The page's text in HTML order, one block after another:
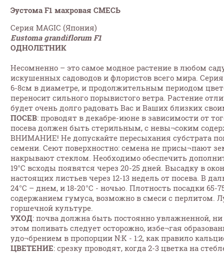
Эустома F1 махровая СМЕСЬ
Серия MAGIC (Япония)
Eustoma grandiflorum F1
ОДНОЛЕТНИК
Несомненно – это самое модное растение в любом
искушенных садоводов и флористов всего мира.
6-8см в диаметре, и продолжительным периодом
переносит сильного порывистого ветра. Растение
будет очень долго радовать Вас и Ваших близких
ПОСЕВ: проводят в декабре-июне в зависимости от
посева должен быть стерильным, с невы¬соким
ВНИМАНИЕ! Не допускайте пересыхания субстрата
семени. Сеют поверхностно: семена не присы¬пают
накрывают стеклом. Необходимо обеспечить
19°С всходы появятся через 20-25 дней. Высадку в
настоящих листьев через 12-13 недель от посева. В
24°С – днем, и 18-20°С - ночью. Плотность посадки
содержанием гумуса, возможно в смеси с перлитом.
горшечной культуре.
УХОД: почва должна быть постоянно увлажненной,
этом поливать следует осторожно, избе¬гая
удо¬брением в пропорции N:K - 1:2, как правило
ЦВЕТЕНИЕ: срезку проводят, когда 2-3 цветка на